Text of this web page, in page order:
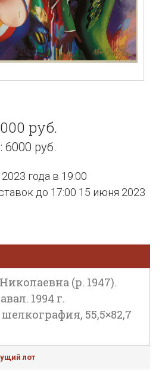
руб.
руб.
года в 19:00
до 17:00 15 июня 2023
(р. 1947).
1994 г.
55,5×82,7
лот